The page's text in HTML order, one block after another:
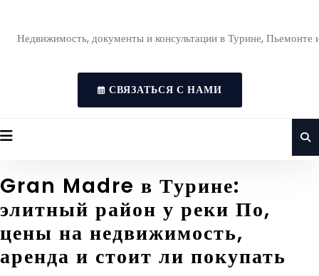
Недвижимость, документы и консультации в Турине, Пьемонте
СВЯЗАТЬСЯ С НАМИ
Gran Madre в Турине:
элитный район у реки По,
цены на недвижимость,
аренда и стоит ли покупать